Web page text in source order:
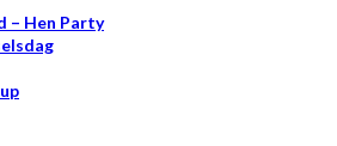
– Hen Party